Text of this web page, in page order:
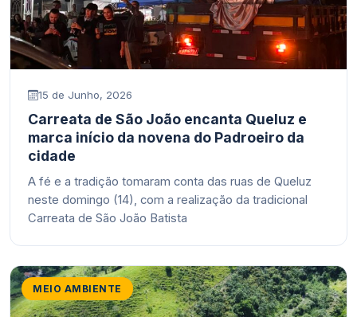
15 de Junho, 2026
Carreata de São João encanta Queluz e
marca início da novena do Padroeiro da
cidade
A fé e a tradição tomaram conta das ruas de Queluz
neste domingo (14), com a realização da tradicional
Carreata de São João Batista
MEIO AMBIENTE